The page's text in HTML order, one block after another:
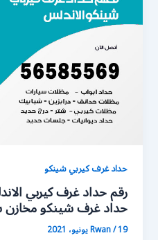
حداد غرف كيربي شينكو
حداد غرف شينكو مخازن
Rwan/19 يونيو، 2021